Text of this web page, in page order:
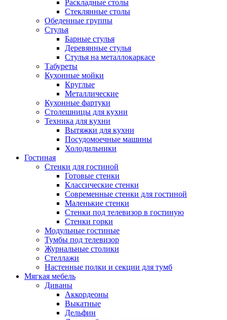
Раскладные столы
Стеклянные столы
Обеденные группы
Стулья
Барные стулья
Деревянные стулья
Стулья на металлокаркасе
Табуреты
Кухонные мойки
Круглые
Металлические
Кухонные фартуки
Столешницы для кухни
Техника для кухни
Вытяжки для кухни
Посудомоечные машины
Холодильники
Гостиная
Стенки для гостиной
Готовые стенки
Классические стенки
Современные стенки для гостиной
Маленькие стенки
Стенки под телевизор в гостиную
Стенки горки
Модульные гостиные
Тумбы под телевизор
Журнальные столики
Стеллажи
Настенные полки и секции для тумб
Мягкая мебель
Диваны
Аккордеоны
Выкатные
Дельфин